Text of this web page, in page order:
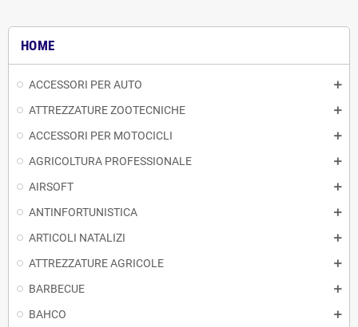
HOME
ACCESSORI PER AUTO
ATTREZZATURE ZOOTECNICHE
ACCESSORI PER MOTOCICLI
AGRICOLTURA PROFESSIONALE
AIRSOFT
ANTINFORTUNISTICA
ARTICOLI NATALIZI
ATTREZZATURE AGRICOLE
BARBECUE
BAHCO